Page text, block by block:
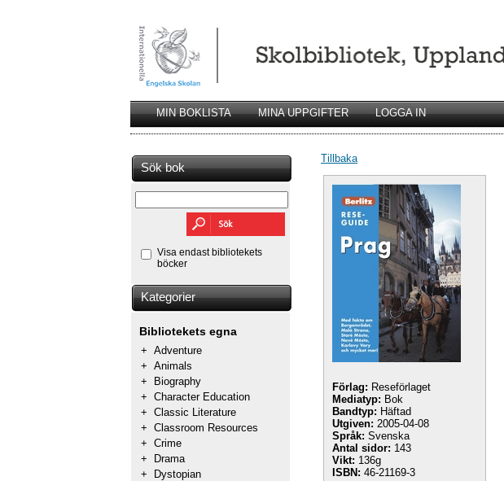
MIN BOKLISTA MINA UPPGIFTER LOGGA IN
Sök bok
Visa endast bibliotekets
böcker
Kategorier
Bibliotekets egna
+ Adventure
+ Animals
+
Biography
+ Character Education
+ Classic Literature
+ Classroom Resources
+ Crime
+
Drama
+
Dystopian
Tillbaka
Förlag: Reseförlaget
Mediatyp: Bok
Bandtyp: Häftad
Utgiven: 2005-04-08
Språk: Svenska
Antal sidor: 143
Vikt: 136g
ISBN: 46-21169-3